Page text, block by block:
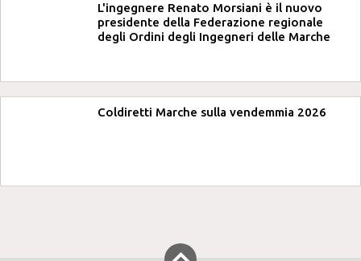
L'ingegnere Renato Morsiani è il nuovo
presidente della Federazione regionale
degli Ordini degli Ingegneri delle Marche
Coldiretti Marche sulla vendemmia 2026